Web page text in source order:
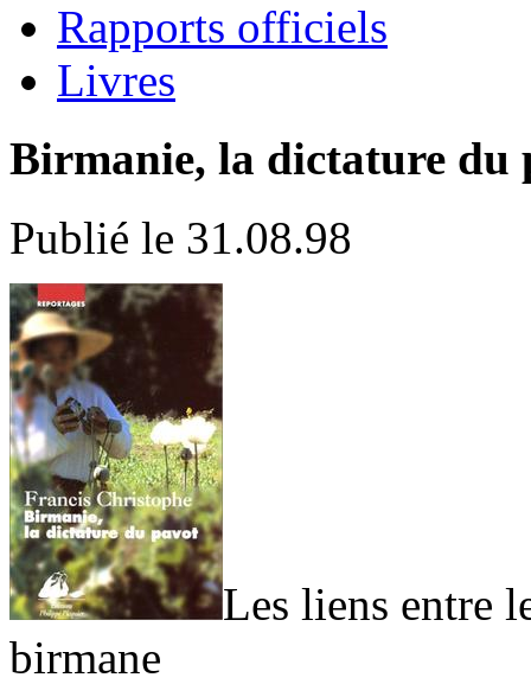
Rapports officiels
Livres
Birmanie, la dictature du
Publié le 31.08.98
Les liens entre
birmane